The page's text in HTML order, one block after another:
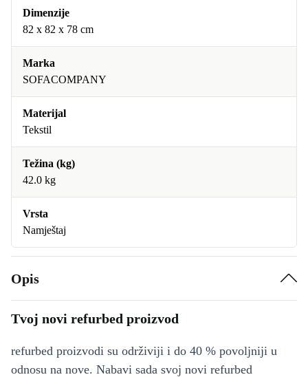
Dimenzije
82 x 82 x 78 cm
Marka
SOFACOMPANY
Materijal
Tekstil
Težina (kg)
42.0 kg
Vrsta
Namještaj
Opis
Tvoj novi refurbed proizvod
refurbed proizvodi su održiviji i do 40 % povoljniji u
odnosu na nove. Nabavi sada svoj novi refurbed